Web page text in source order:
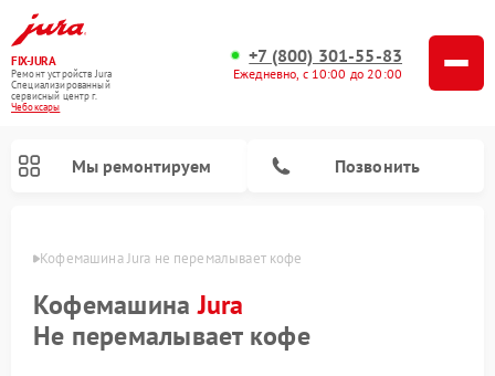
FIX-JURA
Ремонт устройств Jura
Специализированный
cервисный центр г.
Чебоксары
+7 (800) 301-55-83
Ежедневно, с 10:00 до 20:00
Мы ремонтируем Позвонить
Кофемашина Jura не перемалывает кофе
КофемашинаJura
Не перемалывает кофе